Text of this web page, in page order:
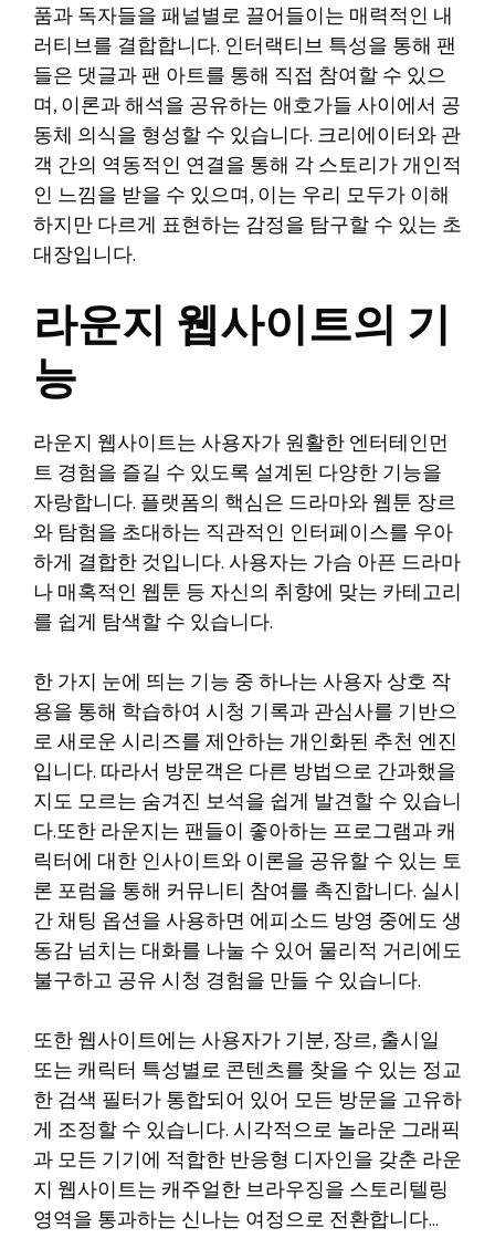
품과 독자들을 패널별로 끌어들이는 매력적인 내
러티브를 결합합니다. 인터랙티브 특성을 통해 팬
들은 댓글과 팬 아트를 통해 직접 참여할 수 있으
며, 이론과 해석을 공유하는 애호가들 사이에서 공
동체 의식을 형성할 수 있습니다. 크리에이터와 관
객 간의 역동적인 연결을 통해 각 스토리가 개인적
인 느낌을 받을 수 있으며, 이는 우리 모두가 이해
하지만 다르게 표현하는 감정을 탐구할 수 있는 초
대장입니다.
라운지 웹사이트의 기
능
라운지 웹사이트는 사용자가 원활한 엔터테인먼
트 경험을 즐길 수 있도록 설계된 다양한 기능을
자랑합니다. 플랫폼의 핵심은 드라마와 웹툰 장르
와 탐험을 초대하는 직관적인 인터페이스를 우아
하게 결합한 것입니다. 사용자는 가슴 아픈 드라마
나 매혹적인 웹툰 등 자신의 취향에 맞는 카테고리
를 쉽게 탐색할 수 있습니다.
한 가지 눈에 띄는 기능 중 하나는 사용자 상호 작
용을 통해 학습하여 시청 기록과 관심사를 기반으
로 새로운 시리즈를 제안하는 개인화된 추천 엔진
입니다. 따라서 방문객은 다른 방법으로 간과했을
지도 모르는 숨겨진 보석을 쉽게 발견할 수 있습니
다.또한 라운지는 팬들이 좋아하는 프로그램과 캐
릭터에 대한 인사이트와 이론을 공유할 수 있는 토
론 포럼을 통해 커뮤니티 참여를 촉진합니다. 실시
간 채팅 옵션을 사용하면 에피소드 방영 중에도 생
동감 넘치는 대화를 나눌 수 있어 물리적 거리에도
불구하고 공유 시청 경험을 만들 수 있습니다.
또한 웹사이트에는 사용자가 기분, 장르, 출시일
또는 캐릭터 특성별로 콘텐츠를 찾을 수 있는 정교
한 검색 필터가 통합되어 있어 모든 방문을 고유하
게 조정할 수 있습니다. 시각적으로 놀라운 그래픽
과 모든 기기에 적합한 반응형 디자인을 갖춘 라운
지 웹사이트는 캐주얼한 브라우징을 스토리텔링
영역을 통과하는 신나는 여정으로 전환합니다…